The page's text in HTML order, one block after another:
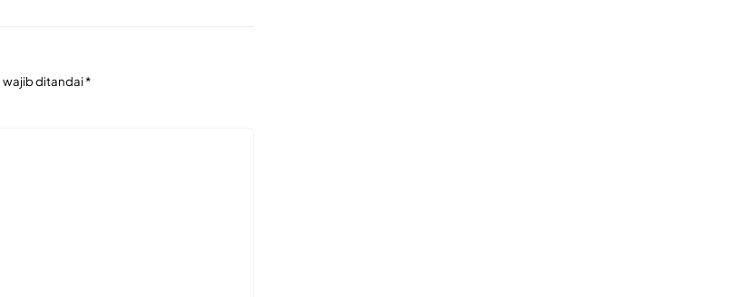
wajib ditandai*